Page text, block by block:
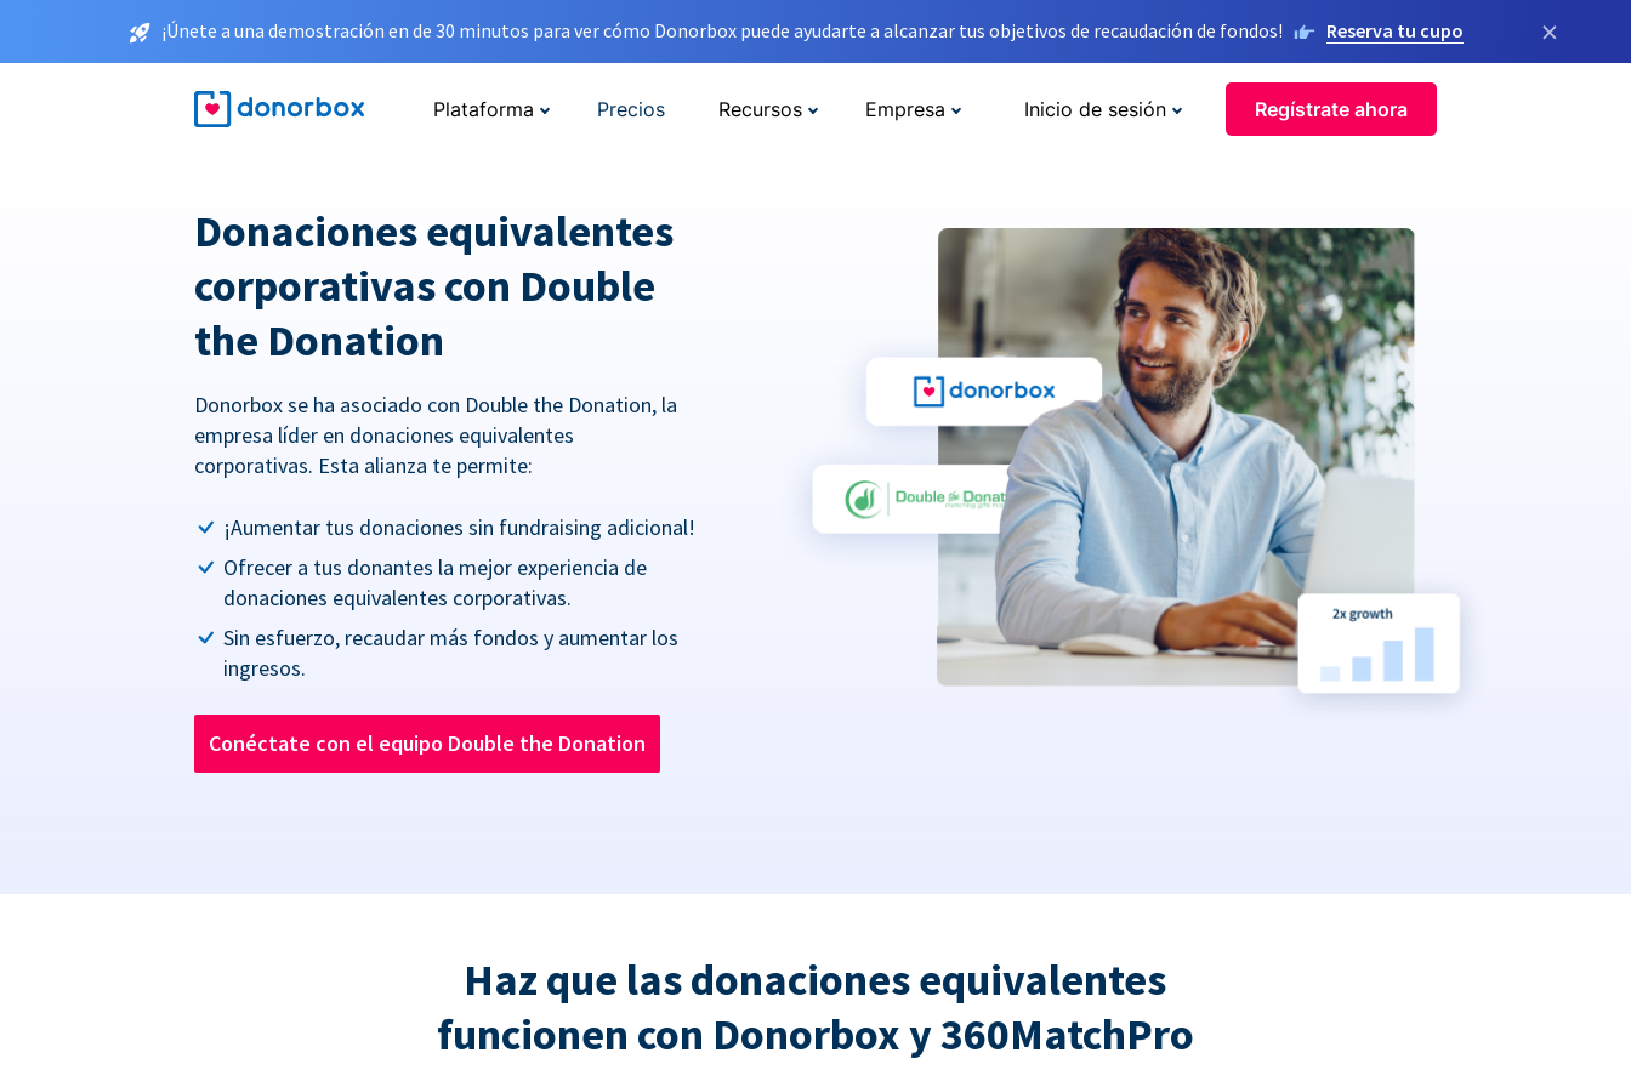
¡Únete a una demostración en de 30 minutos para ver cómo Donorbox puede ayudarte a alcanzar tus objetivos de recaudación de fondos! Reserva tu cupo ×
Plataforma Precios Recursos Empresa Inicio de sesión Regístrate ahora
Donaciones equivalentes
corporativas con Double
the Donation
Donorbox se ha asociado con Double the Donation, la
empresa líder en donaciones equivalentes
corporativas. Esta alianza te permite:
¡Aumentar tus donaciones sin fundraising adicional!
Ofrecer a tus donantes la mejor experiencia de
donaciones equivalentes corporativas.
Sin esfuerzo, recaudar más fondos y aumentar los
ingresos.
Conéctate con el equipo Double the Donation
Haz que las donaciones equivalentes
funcionen con Donorbox y 360MatchPro